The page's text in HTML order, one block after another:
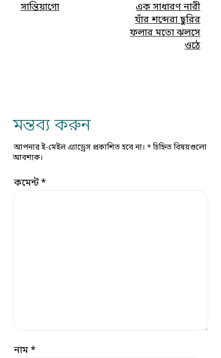
সান্তিয়াগো
এক সাধারণ নারী
যাঁর শব্দেরা ছুরির
ফলার মতো ঝলসে
ওঠে
মন্তব্য করুন
আপনার ই-মেইল এ্যাড্রেস প্রকাশিত হবে না। *চিহ্নিত বিষয়গুলো
আবশ্যক।
কমেন্ট*
নাম*